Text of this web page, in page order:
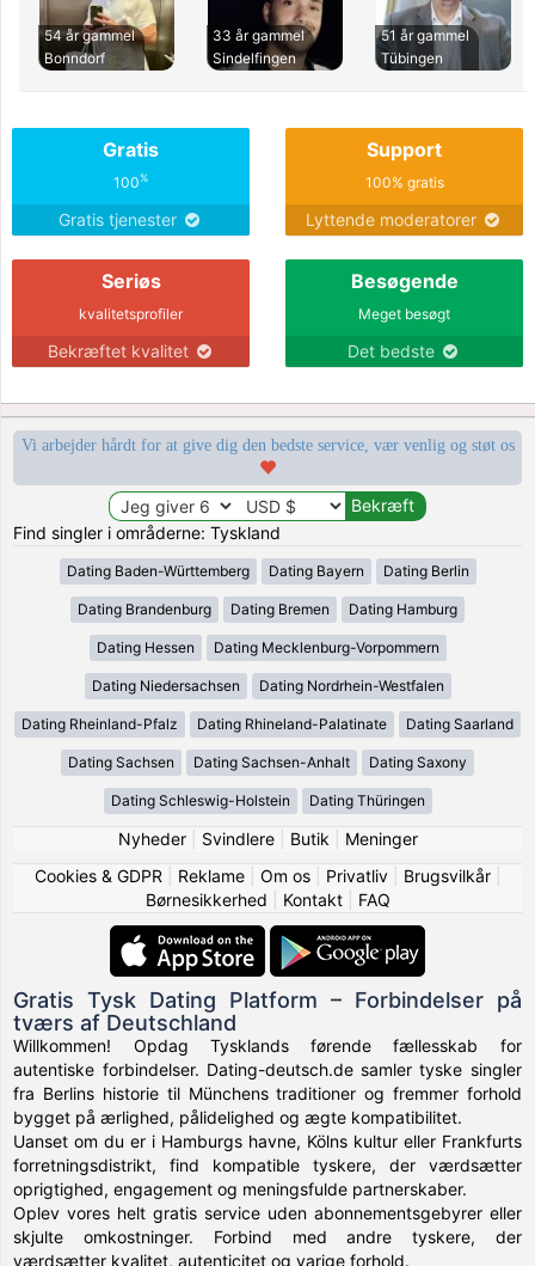
54 år gammel
Bonndorf
33 år gammel
Sindelfingen
51 år gammel
Tübingen
Gratis
100%
Gratis tjenester
Support
100% gratis
Lyttende moderatorer
Seriøs
kvalitetsprofiler
Bekræftet kvalitet
Besøgende
Meget besøgt
Det bedste
Vi arbejder hårdt for at give dig den bedste service, vær venlig og støt os
Find singler i områderne: Tyskland
Dating Baden-Württemberg Dating Bayern Dating Berlin
Dating Brandenburg Dating Bremen Dating Hamburg
Dating Hessen Dating Mecklenburg-Vorpommern
Dating Niedersachsen Dating Nordrhein-Westfalen
Dating Rheinland-Pfalz Dating Rhineland-Palatinate Dating Saarland
Dating Sachsen Dating Sachsen-Anhalt Dating Saxony
Dating Schleswig-Holstein Dating Thüringen
Nyheder| Svindlere| Butik
Meninger
Cookies & GDPR
Reklame| Om os| Privatliv| Brugsvilkår|
Børnesikkerhed
Kontakt| FAQ
Gratis Tysk Dating Platform – Forbindelser på
tværs af Deutschland
Willkommen! Opdag Tysklands førende fællesskab for
autentiske forbindelser. Dating-deutsch.de samler tyske singler
fra Berlins historie til Münchens traditioner og fremmer forhold
bygget på ærlighed, pålidelighed og ægte kompatibilitet.
Uanset om du er i Hamburgs havne, Kölns kultur eller Frankfurts
forretningsdistrikt, find kompatible tyskere, der værdsætter
oprigtighed, engagement og meningsfulde partnerskaber.
Oplev vores helt gratis service uden abonnementsgebyrer eller
skjulte omkostninger. Forbind med andre tyskere, der
værdsætter kvalitet, autenticitet og varige forhold.